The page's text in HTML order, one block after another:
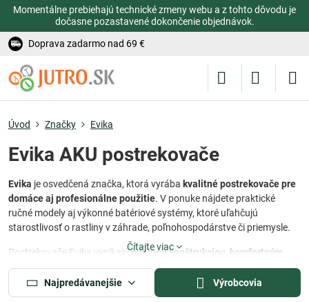
Momentálne prebiehajú technické zmeny webu a z tohto dôvodu je
dočasne pozastavené dokončenie objednávok.
Doprava zadarmo nad 69 €
Úvod Značky Evika
Evika AKU postrekovače
Evika je osvedčená značka, ktorá vyrába kvalitné postrekovače pre
domáce aj profesionálne použitie. V ponuke nájdete praktické
ručné modely aj výkonné batériové systémy, ktoré uľahčujú
starostlivosť o rastliny v záhrade, poľnohospodárstve či priemysle.
Postrekovače Evika vynikajúodolnou konštrukciou, komfortným
ovládaním a presným dávkovaním. Či už potrebujete aplikovať
hnojivo, ochranný postrek alebo zavlažovať, Evika ponúka
spoľahlivé riešenie pre každú situáciu.
Čítajte viac
Najpredávanejšie Výrobcovia